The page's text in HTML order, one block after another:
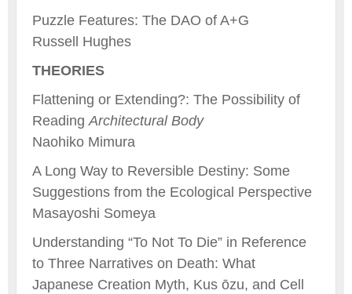
Puzzle Features: The DAO of A+G
Russell Hughes
THEORIES
Flattening or Extending?: The Possibility of
Reading Architectural Body
Naohiko Mimura
A Long Way to Reversible Destiny: Some
Suggestions from the Ecological Perspective
Masayoshi Someya
Understanding “To Not To Die” in Reference
to Three Narratives on Death: What
Japanese Creation Myth, Kus ōzu, and Cell